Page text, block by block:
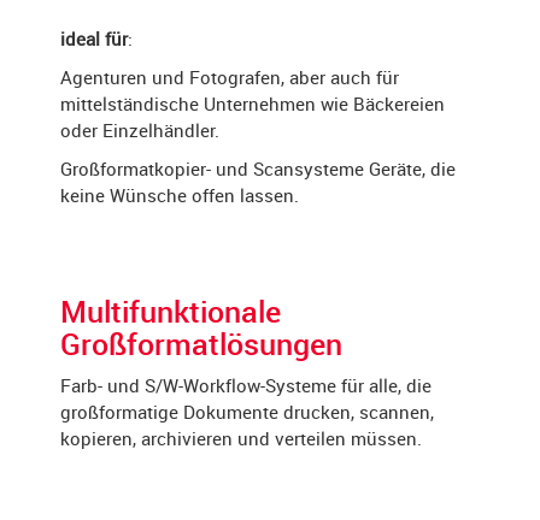
ideal für:
Agenturen und Fotografen, aber auch für
mittelständische Unternehmen wie Bäckereien
oder Einzelhändler.
Großformatkopier- und Scansysteme Geräte, die
keine Wünsche offen lassen.
Multifunktionale
Großformatlösungen
Farb- und S/W-Workflow-Systeme für alle, die
großformatige Dokumente drucken, scannen,
kopieren, archivieren und verteilen müssen.